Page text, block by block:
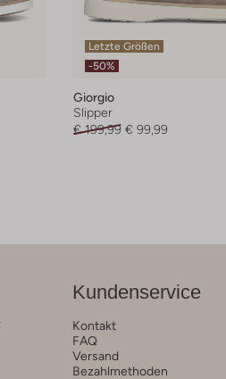
Letzte Größen
-50%
Giorgio
Slipper
€ 199,99 € 99,99
Kundenservice
Kontakt
FAQ
Versand
Bezahlmethoden